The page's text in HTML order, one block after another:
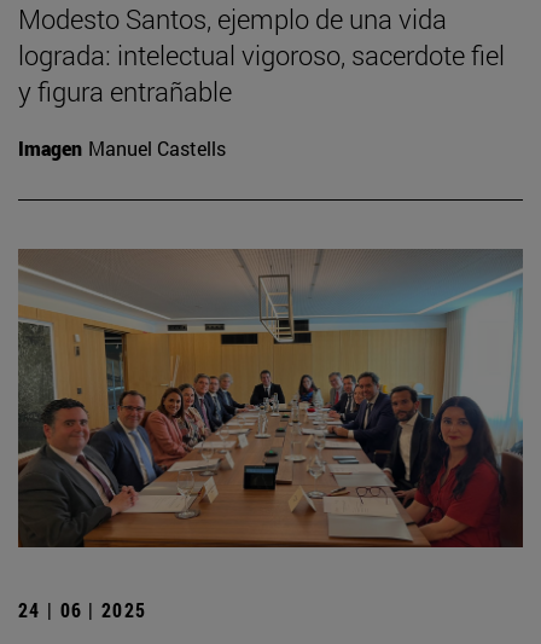
Modesto Santos, ejemplo de una vida
lograda: intelectual vigoroso, sacerdote fiel
y figura entrañable
Imagen Manuel Castells
24 | 06 | 2025